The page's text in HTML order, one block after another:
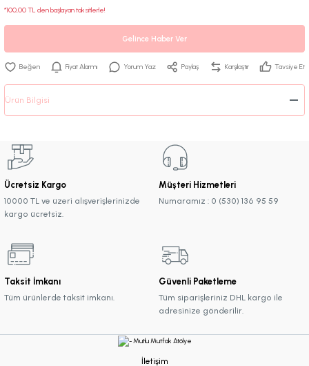
*100,00 TL den başlayan taksitlerle!
Gelince Haber Ver
Fiyat Alarmı Yorum Yaz Paylaş Karşılaştır Tavsiye Et
Ürün Bilgisi
Ücretsiz Kargo
10000 TL ve üzeri alışverişlerinizde
kargo ücretsiz.
Müşteri Hizmetleri
Numaramız : 0 (530) 136 95 59
Taksit İmkanı
Tüm ürünlerde taksit imkanı.
Güvenli Paketleme
Tüm siparişleriniz DHL kargo ile
adresinize gönderilir.
İletişim